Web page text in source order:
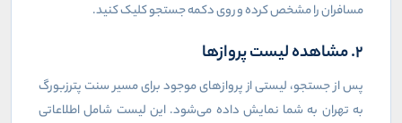
مسافران را مشخص کرده و روی دکمه جستجو کلیک کنید.
۲. مشاهده لیست پروازها
پس از جستجو، لیستی از پروازهای موجود برای مسیر سنت پترزبورگ
به تهران به شما نمایش داده می‌شود. این لیست شامل اطلاعاتی